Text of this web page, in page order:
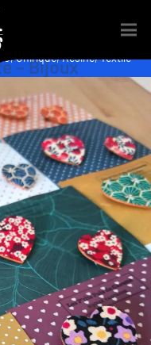
– Bijoux
,Onirique,Résine,Textile